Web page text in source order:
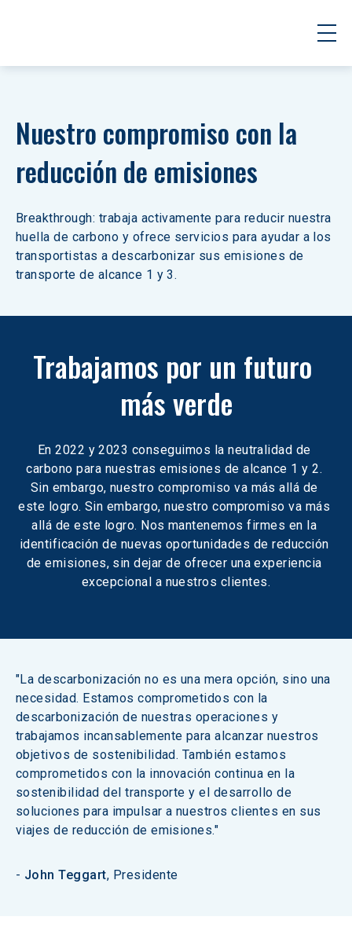
Nuestro compromiso con la
reducción de emisiones
Breakthrough: trabaja activamente para reducir nuestra
huella de carbono y ofrece servicios para ayudar a los
transportistas a descarbonizar sus emisiones de
transporte de alcance 1 y 3.
Trabajamos por un futuro
más verde
En 2022 y 2023 conseguimos la neutralidad de
carbono para nuestras emisiones de alcance 1 y 2.
Sin embargo, nuestro compromiso va más allá de
este logro. Sin embargo, nuestro compromiso va más
allá de este logro. Nos mantenemos firmes en la
identificación de nuevas oportunidades de reducción
de emisiones, sin dejar de ofrecer una experiencia
excepcional a nuestros clientes.
"La descarbonización no es una mera opción, sino una
necesidad. Estamos comprometidos con la
descarbonización de nuestras operaciones y
trabajamos incansablemente para alcanzar nuestros
objetivos de sostenibilidad. También estamos
comprometidos con la innovación continua en la
sostenibilidad del transporte y el desarrollo de
soluciones para impulsar a nuestros clientes en sus
viajes de reducción de emisiones."
- John Teggart, Presidente